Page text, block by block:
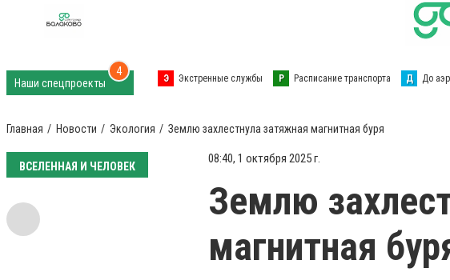
Наши спецпроекты
4
Э Экстренные службы Р Расписание транспорта Д До
Главная Новости Экология Землю захлестнула затяжная магнитная буря
ВСЕЛЕННАЯ И ЧЕЛОВЕК
08:40, 1 октября 2025 г.
Землю
магнитная